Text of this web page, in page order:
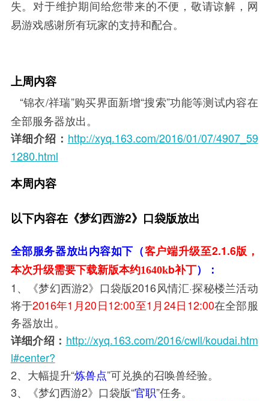
失。对于维护期间给您带来的不便，敬请谅解，网
易游戏感谢所有玩家的支持和配合。
上周内容
“锦衣/祥瑞”购买界面新增“搜索”功能等测试内容在
全部服务器放出。
详细介绍： http://xyq.163.com/2016/01/07/4907_59
1280.html
本周内容
以下内容在《梦幻西游2》口袋版放出
全部服务器放出内容如下（客户端升级至2.1.6版，
本次升级需要下载新版本约1640kb补丁）：
1、《梦幻西游2》口袋版2016风情汇·探秘楼兰活动
将于2016年1月20日12:00至1月24日12:00在全部服
务器放出。
详细介绍： http://xyq.163.com/2016/cwll/koudai.htm
l#center?
2、大幅提升“炼兽点”可兑换的召唤兽经验。
3、《梦幻西游2》口袋版“官职”任务。